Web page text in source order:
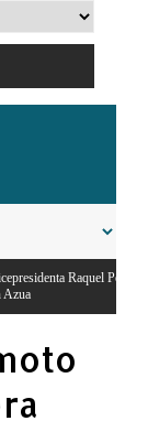
450 títulos de